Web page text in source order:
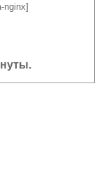
nginx]